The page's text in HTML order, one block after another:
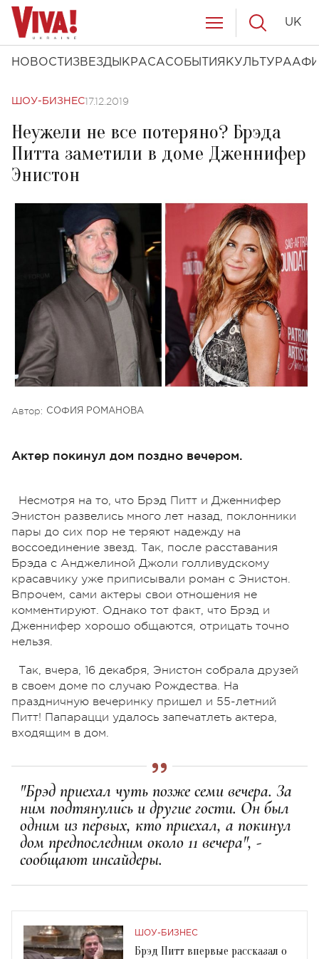
НОВОСТИ ЗВЕЗДЫ КРАСАСОБЫТИЯ КУЛЬТУРА
UK
ШОУ-БИЗНЕС17.12.2019
Неужели не все потеряно? Брэда
Питта заметили в доме Дженнифер
Энистон
Автор: СОФИЯ РОМАНОВА
Актер покинул дом поздно вечером.
Несмотря на то, что Брэд Питт и Дженнифер
Энистон развелись много лет назад, поклонники
пары до сих пор не теряют надежду на
воссоединение звезд. Так, после расставания
Брэда с Анджелиной Джоли голливудскому
красавчику уже приписывали роман с Энистон.
Впрочем, сами актеры свои отношения не
комментируют. Однако тот факт, что Брэд и
Дженнифер хорошо общаются, отрицать точно
нельзя.
Так, вчера, 16 декабря, Энистон собрала друзей
в своем доме по случаю Рождества. На
праздничную вечеринку пришел и 55-летний
Питт! Папарацци удалось запечатлеть актера,
входящим в дом.
"Брэд приехал чуть позже семи вечера. За
ним подтянулись и другие гости. Он был
одним из первых, кто приехал, а покинул
дом предпоследним около 11 вечера", -
сообщают инсайдеры.
ШОУ-БИЗНЕС
Брэд Питт впервые рассказал о